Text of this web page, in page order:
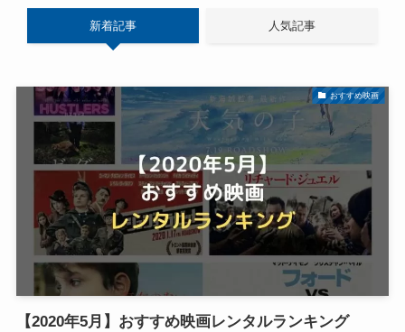
新着記事 人気記事
おすすめ映画
【2020年5月】おすすめ映画レンタルランキング